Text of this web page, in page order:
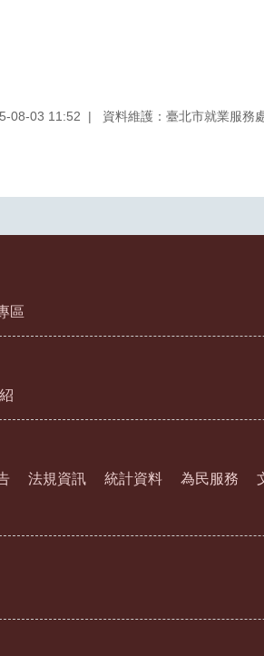
08-03 11:52 資料維護：臺北市就業服務
區
法規資訊 統計資料 為民服務